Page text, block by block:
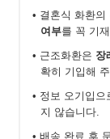
• 결혼식 화환
여부를 꼭 기
• 근조화환은 장
확히 기입해
• 정보 오기입
지 않습니다.
• 배송 완료 후